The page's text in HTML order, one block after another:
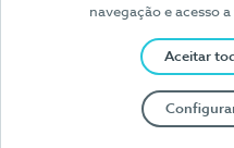
navegação e acesso
Aceitar